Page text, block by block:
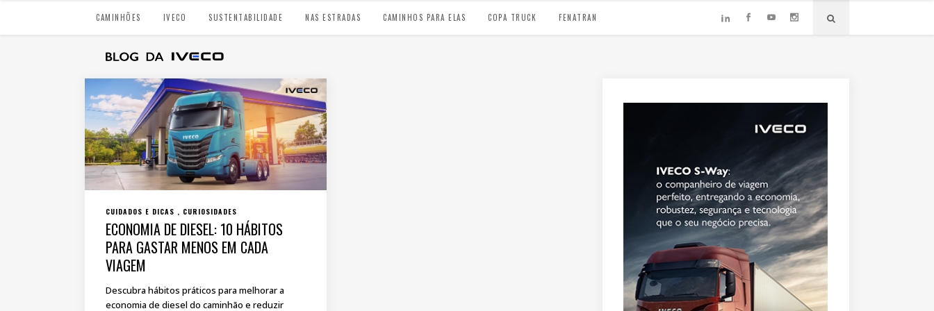
CAMINHÕES IVECO SUSTENTABILIDADE NAS ESTRADAS CAMINHOS PARA ELAS COPA TRUCK FENATRAN
CUIDADOS E DICAS CURIOSIDADES
ECONOMIA DE DIESEL: 10 HÁBITOS
PARA GASTAR MENOS EM CADA
VIAGEM
Descubra hábitos práticos para melhorar a
economia de diesel do caminhão e reduzir